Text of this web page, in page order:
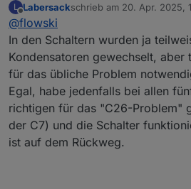
unzuverlässig.
L
Offline
Labersackschrieb am 20. Apr. 2025,
zuletzt editiert von
@flowski
In den Schaltern wurden ja
Kondensatoren gewechselt, aber
für das übliche Problem
Egal, habe jedenfalls bei allen
richtigen für das "C26-Problem"
der C7) und die Schalter
ist auf dem Rückweg.